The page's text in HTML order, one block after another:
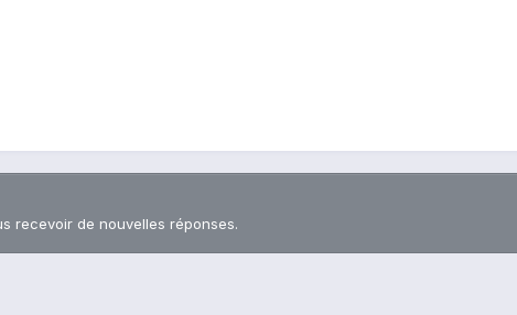
recevoir de nouvelles réponses.